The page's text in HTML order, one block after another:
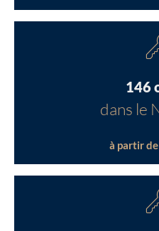
146
dans le
à partir